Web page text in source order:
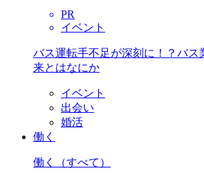
PR
イベント
バス運転手不足が深刻に！？バス
来とはなにか
イベント
出会い
婚活
働く
働く （すべて）